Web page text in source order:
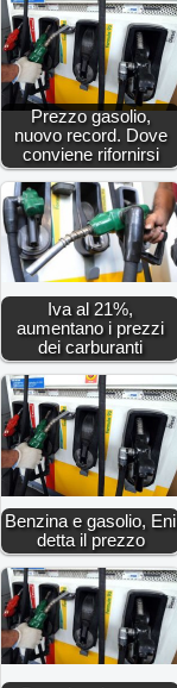
Prezzo gasolio,
nuovo record. Dove
conviene rifornirsi
Iva al 21%,
aumentano i prezzi
dei carburanti
Benzina e gasolio, Eni
detta il prezzo